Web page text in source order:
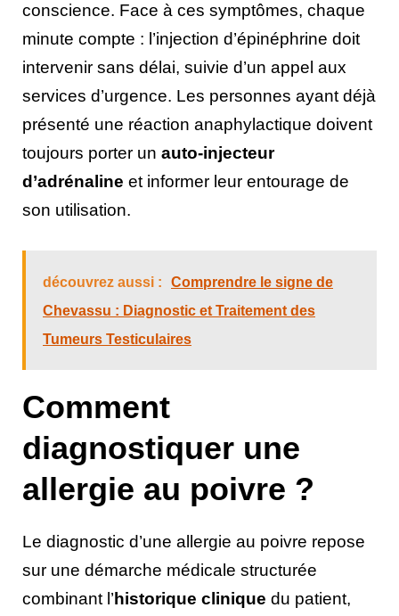
conscience. Face à ces symptômes, chaque
minute compte : l’injection d’épinéphrine doit
intervenir sans délai, suivie d’un appel aux
services d’urgence. Les personnes ayant déjà
présenté une réaction anaphylactique doivent
toujours porter un auto-injecteur
d’adrénaline et informer leur entourage de
son utilisation.
découvrez aussi :
Comprendre le signe de
Chevassu : Diagnostic et Traitement des
Tumeurs Testiculaires
Comment
diagnostiquer une
allergie au poivre ?
Le diagnostic d’une allergie au poivre repose
sur une démarche médicale structurée
combinant l’historique clinique du patient,